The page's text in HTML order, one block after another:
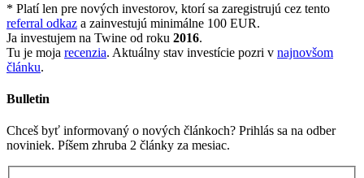
* Platí len pre nových investorov, ktorí sa zaregistrujú cez tento
referral odkaz a zainvestujú minimálne 100 EUR.
Ja investujem na Twine od roku 2016.
Tu je moja recenzia. Aktuálny stav investície pozri v najnovšom
článku.
Bulletin
Chceš byť informovaný o nových článkoch? Prihlás sa na odber
noviniek. Píšem zhruba 2 články za mesiac.